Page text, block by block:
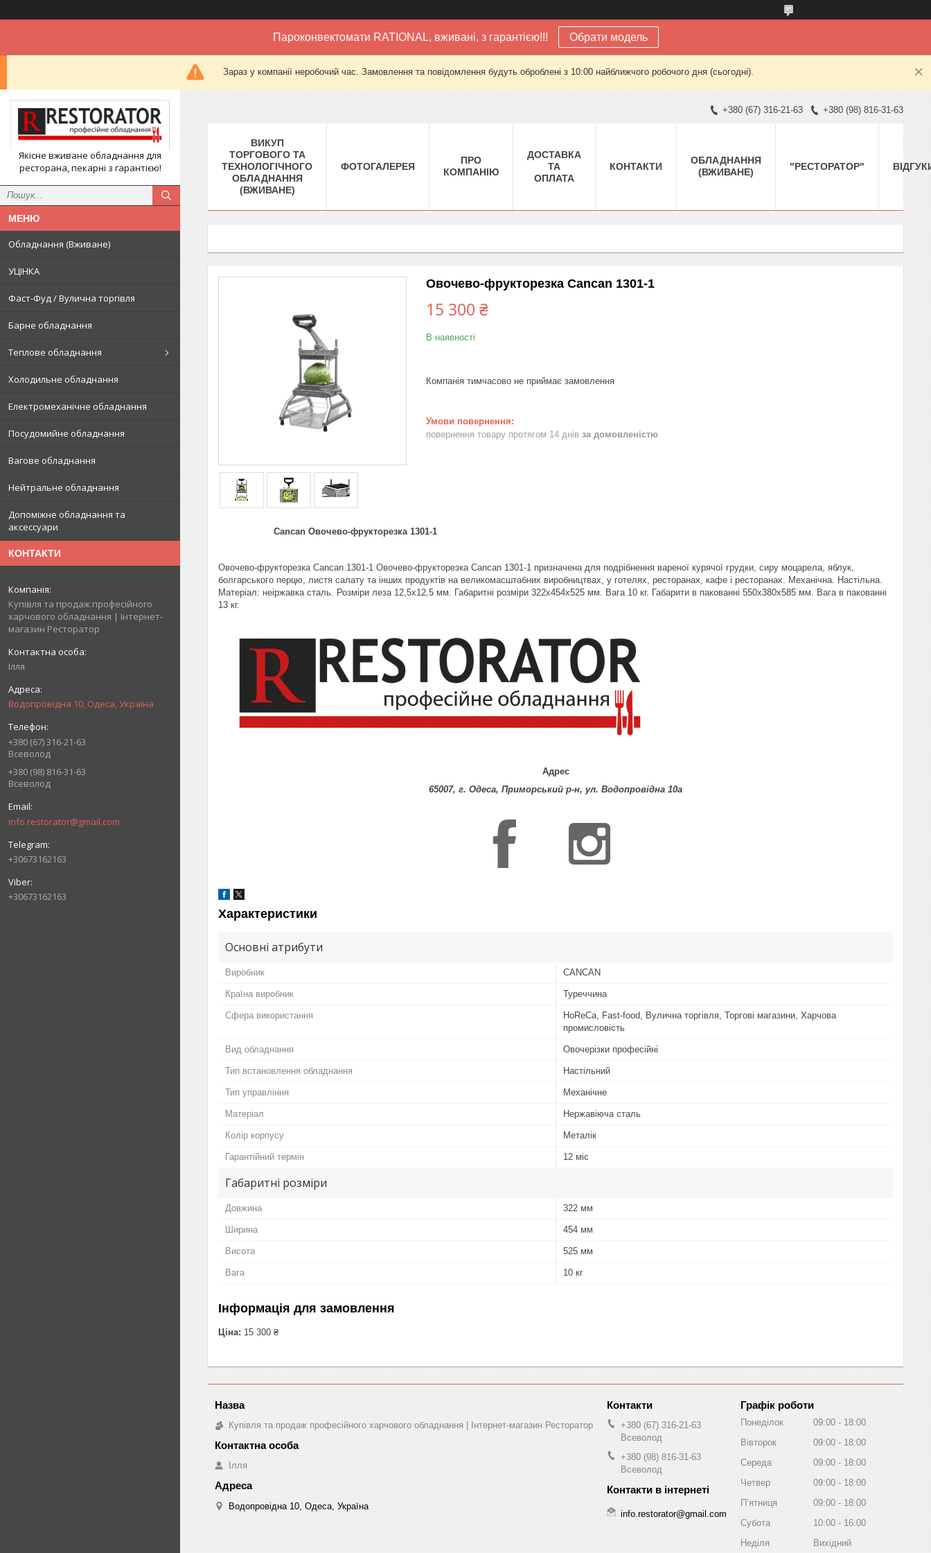
Пароконвектомати RATIONAL, вживані, з гарантією!!! Обрати модель
Зараз у компанії неробочий час. Замовлення та повідомлення будуть оброблені з 10:00 найближчого робочого дня (сьогодні).
Якісне вживане обладнання для
ресторана, пекарні з гарантією!
Обладнання (Вживане)
УЦІНКА
Фаст-Фуд / Вулична торгівля
Барне обладнання
Теплове обладнання
Холодильне обладнання
Електромеханічне обладнання
Посудомийне обладнання
Вагове обладнання
Нейтральне обладнання
Допоміжне обладнання та
аксессуари
КОНТАКТИ
Купівля та продаж професійного
харчового обладнання | Інтернет-
магазин Ресторатор
Ілля
Водопровідна 10, Одеса, Україна
+380 (67) 316-21-63
Всеволод
+380 (98) 816-31-63
Всеволод
info.restorator@gmail.com
+30673162163
+30673162163
+380 (67) 316-21-63 +380 (98) 816-31-63
ВИКУП
ТОРГОВОГО ТА
ТЕХНОЛОГІЧНОГО
ОБЛАДНАННЯ
(ВЖИВАНЕ)
ФОТОГАЛЕРЕЯ
ПРО
КОМПАНІЮ
ДОСТАВКА
ТА
ОПЛАТА
КОНТАКТИ
ОБЛАДНАННЯ
(ВЖИВАНЕ)
"РЕСТОРАТОР"
Овочево-фрукторезка Cancan 1301-1
15 300 ₴
В наявності
Компанія тимчасово не приймає замовлення
повернення товару протягом 14 днів за домовленістю
Cancan Овочево-фрукторезка 1301-1
Овочево-фрукторезка Cancan 1301-1 Овочево-фрукторезка Cancan 1301-1 призначена для подрібнення вареної курячої грудки, сиру моцарела, яблук,
болгарського перцю, листя салату та інших продуктів на великомасштабних виробництвах, у готелях, ресторанах, кафе і ресторанах. Механічна. Настільна.
Матеріал: неіржавка сталь. Розміри леза 12,5x12,5 мм. Габаритні розміри 322х454х525 мм. Вага 10 кг. Габарити в пакованні 550х380х585 мм. Вага в пакованні
13 кг.
Адрес
65007, г. Одеса, Приморський р-н, ул. Водопровідна 10а
Характеристики
Основні атрибути
Виробник CANCAN
Країна виробник Туреччина
Сфера використання
HoReCa, Fast-food, Вулична торгівля, Торгові магазини, Харчова
промисловість
Вид обладнання Овочерізки професійні
Тип встановлення обладнання Настільний
Тип управління Механічне
Матеріал Нержавіюча сталь
Колір корпусу Металік
Гарантійний термін 12 міс
Габаритні розміри
Довжина 322 мм
Ширина 454 мм
Висота 525 мм
Вага 10 кг
Інформація для замовлення
Ціна: 15 300 ₴
Купівля та продаж професійного харчового обладнання | Інтернет-магазин Ресторатор
Ілля
Водопровідна 10, Одеса, Україна
+380 (67) 316-21-63
Всеволод
+380 (98) 816-31-63
Всеволод
info.restorator@gmail.com
Графік роботи
Понеділок 09:00
18:00
Вівторок
09:00
18:00
Середа
09:00
18:00
Четвер
09:00
18:00
Пʼятниця
09:00
18:00
Субота
10:00
16:00
Неділя
Вихідний